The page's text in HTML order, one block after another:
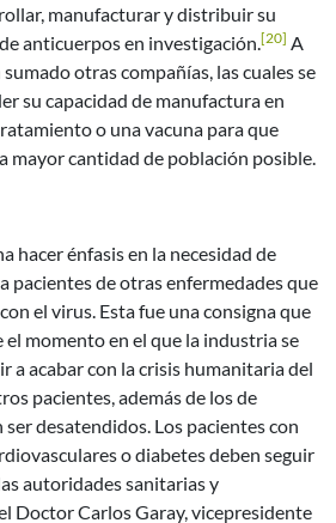
manufacturar y distribuir su
anticuerpos en investigación.[20] A
otras compañías, las cuales se
su capacidad de manufactura en
o una vacuna para que
mayor cantidad de población posible.
hacer énfasis en la necesidad de
pacientes de otras enfermedades que
el virus. Esta fue una consigna que
momento en el que la industria se
a acabar con la crisis humanitaria del
pacientes, además de los de
desatendidos. Los pacientes con
o diabetes deben seguir
autoridades sanitarias y
Doctor Carlos Garay, vicepresidente